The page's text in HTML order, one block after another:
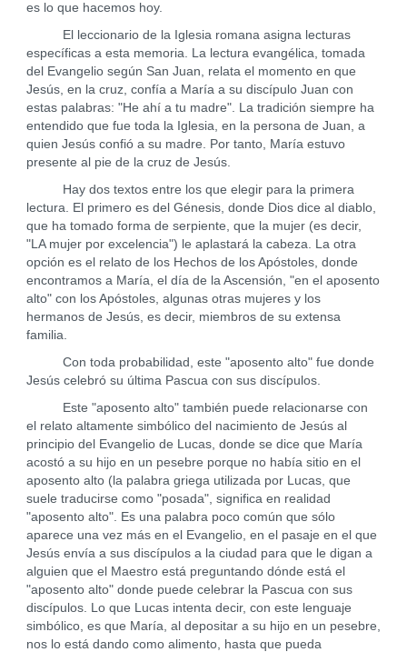
es lo que hacemos hoy.
El leccionario de la Iglesia romana asigna lecturas
específicas a esta memoria. La lectura evangélica, tomada
del Evangelio según San Juan, relata el momento en que
Jesús, en la cruz, confía a María a su discípulo Juan con
estas palabras: "He ahí a tu madre". La tradición siempre ha
entendido que fue toda la Iglesia, en la persona de Juan, a
quien Jesús confió a su madre. Por tanto, María estuvo
presente al pie de la cruz de Jesús.
Hay dos textos entre los que elegir para la primera
lectura. El primero es del Génesis, donde Dios dice al diablo,
que ha tomado forma de serpiente, que la mujer (es decir,
"LA mujer por excelencia") le aplastará la cabeza. La otra
opción es el relato de los Hechos de los Apóstoles, donde
encontramos a María, el día de la Ascensión, "en el aposento
alto" con los Apóstoles, algunas otras mujeres y los
hermanos de Jesús, es decir, miembros de su extensa
familia.
Con toda probabilidad, este "aposento alto" fue donde
Jesús celebró su última Pascua con sus discípulos.
Este "aposento alto" también puede relacionarse con
el relato altamente simbólico del nacimiento de Jesús al
principio del Evangelio de Lucas, donde se dice que María
acostó a su hijo en un pesebre porque no había sitio en el
aposento alto (la palabra griega utilizada por Lucas, que
suele traducirse como "posada", significa en realidad
"aposento alto". Es una palabra poco común que sólo
aparece una vez más en el Evangelio, en el pasaje en el que
Jesús envía a sus discípulos a la ciudad para que le digan a
alguien que el Maestro está preguntando dónde está el
"aposento alto" donde puede celebrar la Pascua con sus
discípulos. Lo que Lucas intenta decir, con este lenguaje
simbólico, es que María, al depositar a su hijo en un pesebre,
nos lo está dando como alimento, hasta que pueda